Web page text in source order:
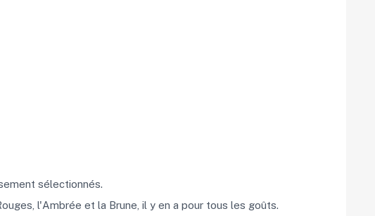
sélectionnés.
l'Ambrée et la Brune, il y en a pour tous les goûts.